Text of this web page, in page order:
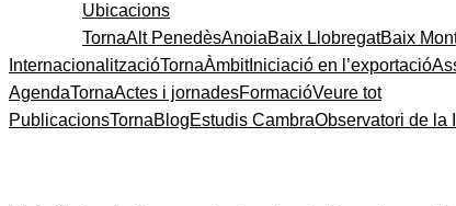
Ubicacions
TornaAlt PenedèsAnoiaBaix LlobregatBaix
InternacionalitzacióTornaÀmbitIniciació en l’exportació
AgendaTornaActes i jornadesFormacióVeure tot
PublicacionsTornaBlogEstudis CambraObservatori de la